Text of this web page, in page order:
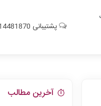
پشتیبانی
آخرین مطالب